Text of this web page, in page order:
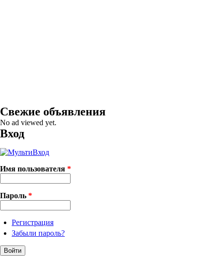
Свежие объявления
No ad viewed yet.
Вход
Имя пользователя *
Пароль *
Регистрация
Забыли пароль?